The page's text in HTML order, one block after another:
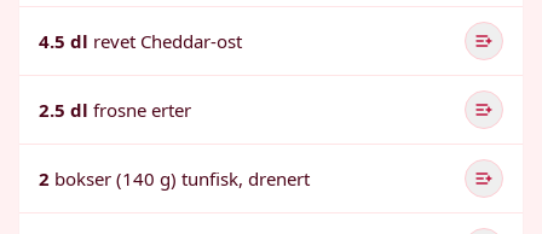
4.5 dl revet Cheddar-ost
2.5 dl frosne erter
2 bokser (140 g) tunfisk, drenert